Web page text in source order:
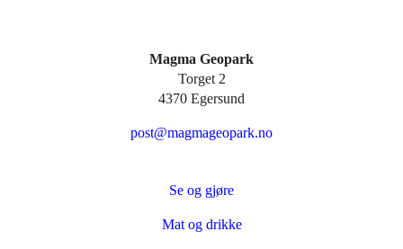
Magma Geopark
Torget 2
4370 Egersund
post@magmageopark.no
Se og gjøre
Mat og drikke